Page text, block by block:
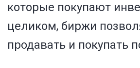
которые покупают
целиком, биржи
продавать и покупать